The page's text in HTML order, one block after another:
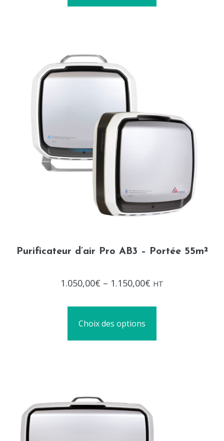
Purificateur d’air Pro AB3 – Portée 55m²
0
sur
1.050,00€ – 1.150,00€ HT
Choix des options